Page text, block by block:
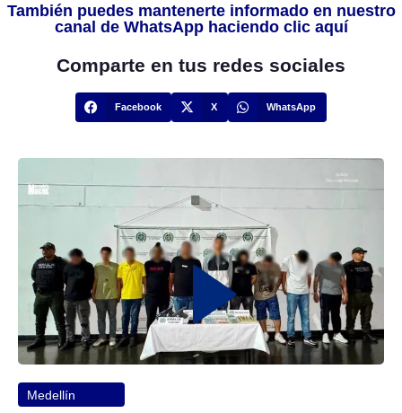
También puedes mantenerte informado en nuestro
canal de WhatsApp haciendo clic aquí
Comparte en tus redes sociales
Facebook X WhatsApp
Medellín